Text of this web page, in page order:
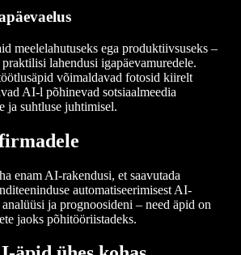
meelelahutuseks ega produktiivsuseks –
lahendusi igapäevamuredele.
võimaldavad fotosid kiirelt
AI-l põhinevad sotsiaalmeedia
ja suhtluse juhtimisel.
enam AI-rakendusi, et saavutada
automatiseerimisest AI-
ja prognoosideni – need äpid on
jaoks põhitööriistadeks.